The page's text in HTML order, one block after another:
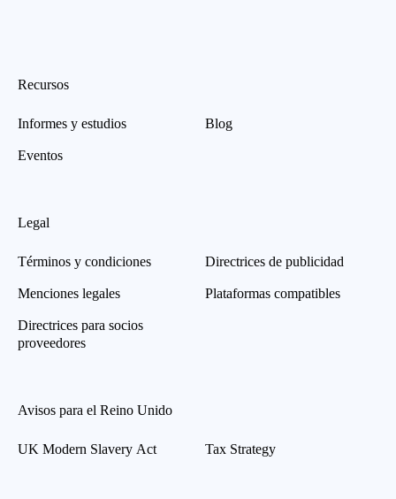
Recursos
Informes y estudios
Eventos
Blog
Legal
Términos y condiciones
Menciones legales
Directrices para socios
proveedores
Directrices de publicidad
Plataformas compatibles
Avisos para el Reino Unido
UK Modern Slavery Act Tax Strategy